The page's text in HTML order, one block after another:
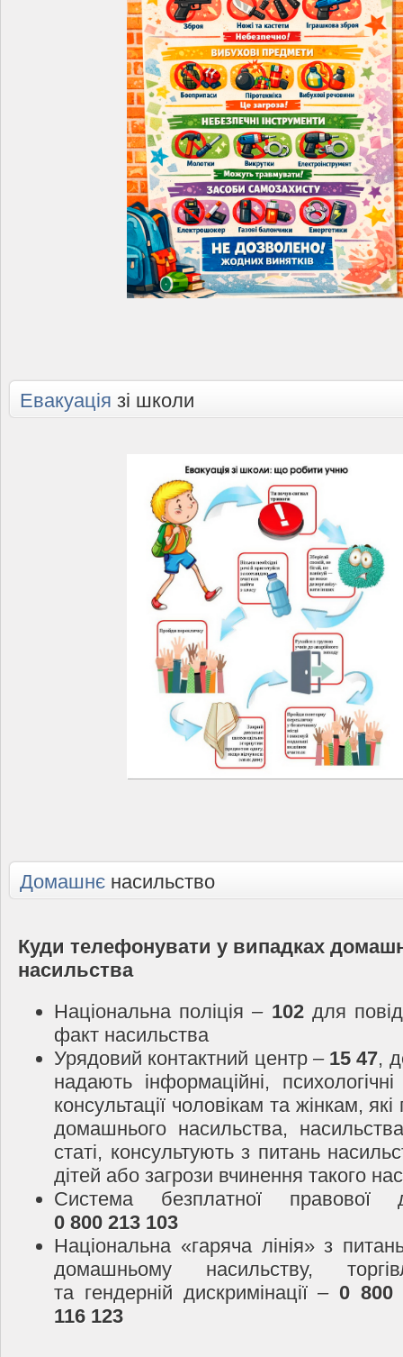
Евакуація зі школи
Домашнє насильство
Куди телефонувати у випадках
насильства
Національна поліція – 102для
факт насильства
Урядовий контактний центр – 15 47,
надають інформаційні,
консультації чоловікам та жінкам, які
домашнього насильства,
статі, консультують з питань
дітей або загрози вчинення такого
Система безплатної правової
0 800 213 103
Національна «гаряча лінія» з
домашньому насильству,
та гендерній дискримінації – 0
116 123